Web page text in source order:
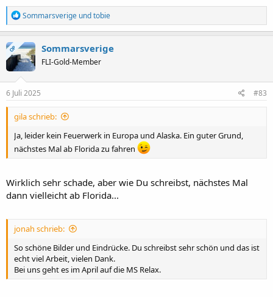
R
e
a
k
t
i
o
n
e
:
Sommarsverige undtobie
OP Sommarsverige
FLI-Gold-Member
6 Juli 2025 #83
gila schrieb:
Ja, leider kein Feuerwerk in Europa und Alaska. Ein guter Grund,
nächstes Mal ab Florida zu fahren
Wirklich sehr schade, aber wie Du schreibst, nächstes Mal
dann vielleicht ab Florida...
jonah schrieb:
So schöne Bilder und Eindrücke. Du schreibst sehr schön und das ist
echt viel Arbeit, vielen Dank.
Bei uns geht es im April auf die MS Relax.